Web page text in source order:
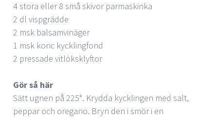
4 stora eller 8 små skivor parmaskinka
2 dl vispgrädde
2 msk balsamvinäger
1 msk konc kycklingfond
2 pressade vitlöksklyftor
Gör så här
Sätt ugnen på 225°. Krydda kycklingen med salt,
peppar och oregano. Bryn den i smör i en